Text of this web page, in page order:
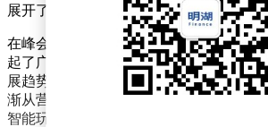
展开了深入交流。
在峰会上，一份名为《2026中外玩具潮玩
起了广泛关注。报告从多个维度剖析了
展趋势，为行业提供了宝贵的参考。报
渐从营销噱头转变为玩具行业的实际赋
智能玩具专区，多家企业展示了其最新研